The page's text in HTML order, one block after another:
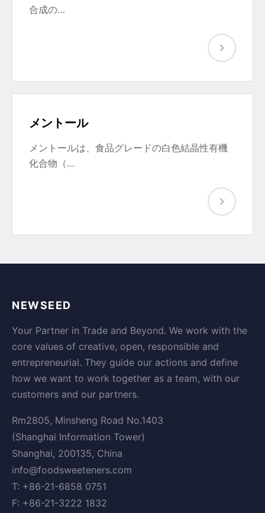
合成の…
メントール
メントールは、食品グレードの白色結晶性有機
化合物（…
NEWSEED
Your Partner in Trade and Beyond. We work with the
core values of creative, open, responsible and
entrepreneurial. They guide our actions and define
how we want to work together as a team, with our
customers and our partners.
Rm2805, Minsheng Road No.1403
(Shanghai Information Tower)
Shanghai, 200135, China
info@foodsweeteners.com
T: +86-21-6858 0751
F: +86-21-3222 1832